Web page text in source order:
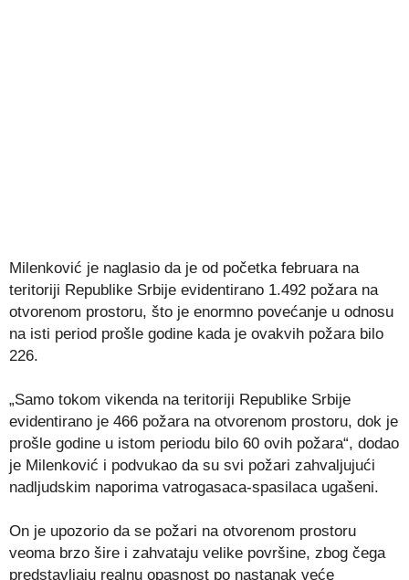
Milenković je naglasio da je od početka februara na
teritoriji Republike Srbije evidentirano 1.492 požara na
otvorenom prostoru, što je enormno povećanje u odnosu
na isti period prošle godine kada je ovakvih požara bilo
226.
„Samo tokom vikenda na teritoriji Republike Srbije
evidentirano je 466 požara na otvorenom prostoru, dok je
prošle godine u istom periodu bilo 60 ovih požara“, dodao
je Milenković i podvukao da su svi požari zahvaljujući
nadljudskim naporima vatrogasaca-spasilaca ugašeni.
On je upozorio da se požari na otvorenom prostoru
veoma brzo šire i zahvataju velike površine, zbog čega
predstavljaju realnu opasnost po nastanak veće